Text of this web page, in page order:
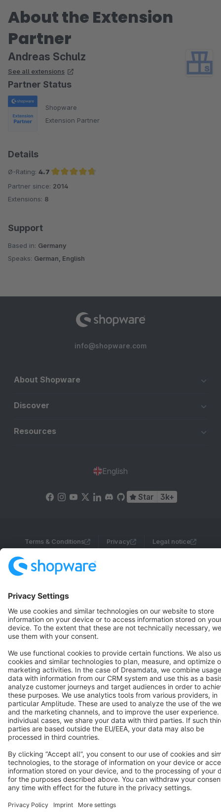
About the Extension
Partner
Andreas Schulz
See all extensions
Partner Status
Shopware
Extension Partner
Details
Ø-Rating: 4.7
Average rating of 4.7 out of 5 stars
Partner since: 2014
Extensions: 8
Support
Based in: Germany
Speaks: German, English
info@shopware.com
About Shopware
Discover
Resources
English
Star 3k+
Terms & Conditions Privacy Legal notice
Cookie settings
Notice: * All prices are quoted net of the statutory value-added tax